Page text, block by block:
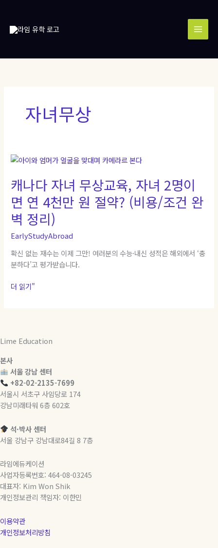
너
자녀무상
캐나다 자녀 무상교육, 자녀 2명이
면 연 4천만 원 절약? (비용/조건 완
벽 정리)
EarlyStudyAbroad
확신 없는 재수는 이제 그만! 여러분의 수능·내신 성적은 해외에서 ‘충
분하다’고 평가받습니다.
캐
다
자
녀
무
상
교
육,
자
녀
2
명
4
만
원
절
약?
(비
조
건
벽
정
리)
더 읽기"
Lime Education
본사
서울 강남 센터
+82-02-2135-7699
서울시 서초구 사임당로 174
강남미래타워 6층 602호
석·박사 센터
서울 강남구 강남대로84길 8 7층
라임에듀케이션
사업자등록번호: 464-08-03245
대표자: Kim Won Shik
개인정보관리 책임자: 이한민
이용약관
개인정보처리방침